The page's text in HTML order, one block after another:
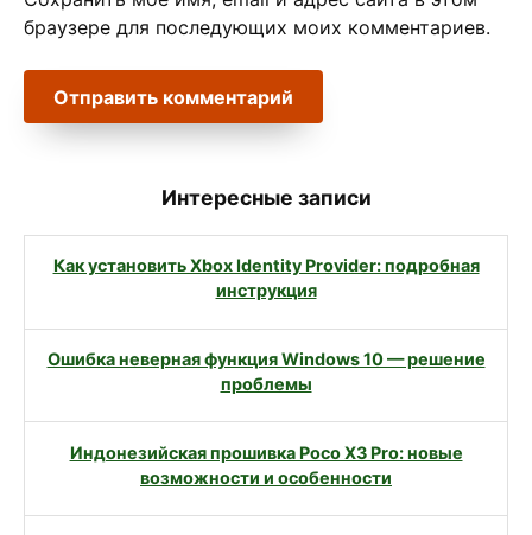
браузере для последующих моих комментариев.
Интересные записи
Как установить Xbox Identity Provider: подробная
инструкция
Ошибка неверная функция Windows 10 — решение
проблемы
Индонезийская прошивка Poco X3 Pro: новые
возможности и особенности